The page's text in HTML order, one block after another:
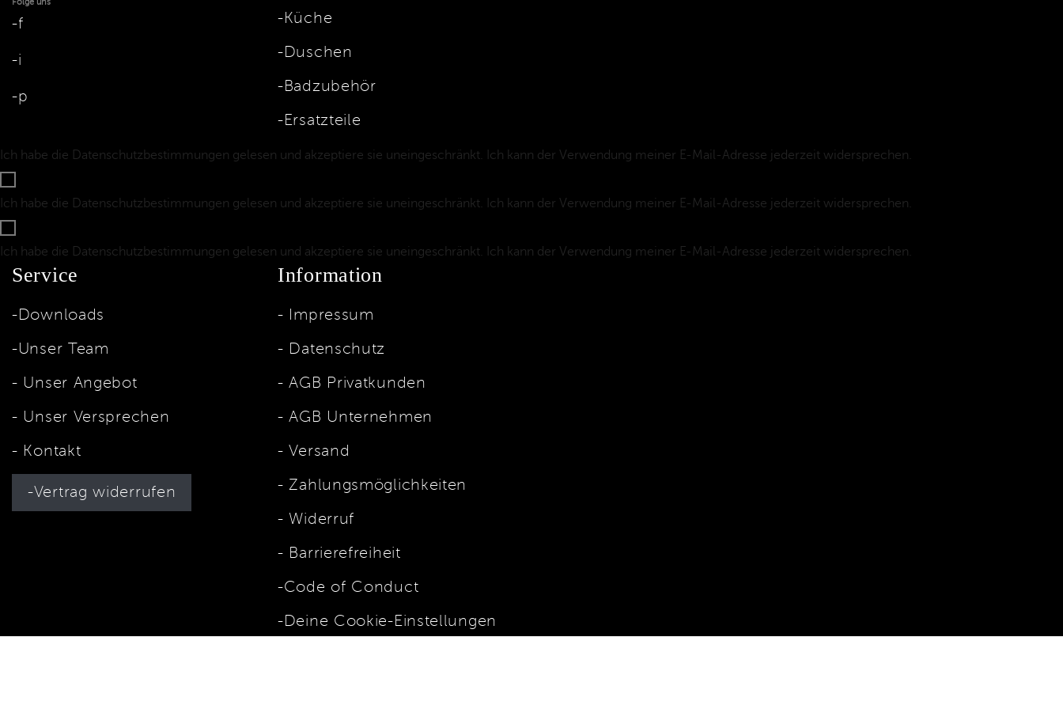
f
i
p
Küche
Duschen
Badzubehör
Ersatzteile
Ich habe die Datenschutzbestimmungen gelesen und akzeptiere sie uneingeschränkt. Ich kann der Verwendung meiner E-Mail-Adresse jederzeit widersprechen.
Ich habe die Datenschutzbestimmungen gelesen und akzeptiere sie uneingeschränkt. Ich kann der Verwendung meiner E-Mail-Adresse jederzeit widersprechen.
Ich habe die Datenschutzbestimmungen gelesen und akzeptiere sie uneingeschränkt. Ich kann der Verwendung meiner E-Mail-Adresse jederzeit widersprechen.
Service
Downloads
Unser Team
Unser Angebot
Unser Versprechen
Kontakt
Vertrag widerrufen
Information
Impressum
Datenschutz
AGB Privatkunden
AGB Unternehmen
Versand
Zahlungsmöglichkeiten
Widerruf
Barrierefreiheit
Code of Conduct
Deine Cookie-Einstellungen